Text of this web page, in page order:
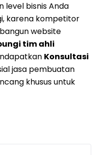
level bisnis Anda
karena kompetitor
website
tim ahli
Konsultasi
jasa pembuatan
khusus untuk